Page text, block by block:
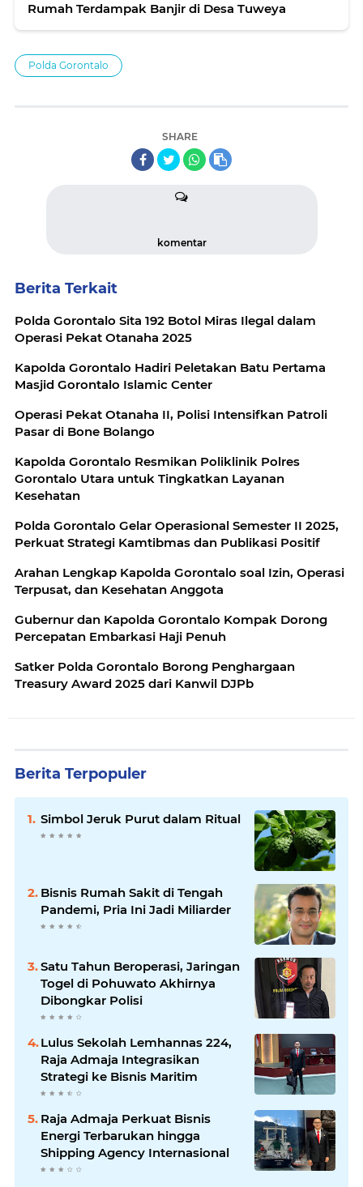
Rumah Terdampak Banjir di Desa Tuweya
Polda Gorontalo
SHARE
komentar
Berita Terkait
Polda Gorontalo Sita 192 Botol Miras Ilegal dalam
Operasi Pekat Otanaha 2025
Kapolda Gorontalo Hadiri Peletakan Batu Pertama
Masjid Gorontalo Islamic Center
Operasi Pekat Otanaha II, Polisi Intensifkan Patroli
Pasar di Bone Bolango
Kapolda Gorontalo Resmikan Poliklinik Polres
Gorontalo Utara untuk Tingkatkan Layanan
Kesehatan
Polda Gorontalo Gelar Operasional Semester II 2025,
Perkuat Strategi Kamtibmas dan Publikasi Positif
Arahan Lengkap Kapolda Gorontalo soal Izin, Operasi
Terpusat, dan Kesehatan Anggota
Gubernur dan Kapolda Gorontalo Kompak Dorong
Percepatan Embarkasi Haji Penuh
Satker Polda Gorontalo Borong Penghargaan
Treasury Award 2025 dari Kanwil DJPb
Berita Terpopuler
Simbol Jeruk Purut dalam Ritual
Bisnis Rumah Sakit di Tengah
Pandemi, Pria Ini Jadi Miliarder
Satu Tahun Beroperasi, Jaringan
Togel di Pohuwato Akhirnya
Dibongkar Polisi
Lulus Sekolah Lemhannas 224,
Raja Admaja Integrasikan
Strategi ke Bisnis Maritim
Raja Admaja Perkuat Bisnis
Energi Terbarukan hingga
Shipping Agency Internasional